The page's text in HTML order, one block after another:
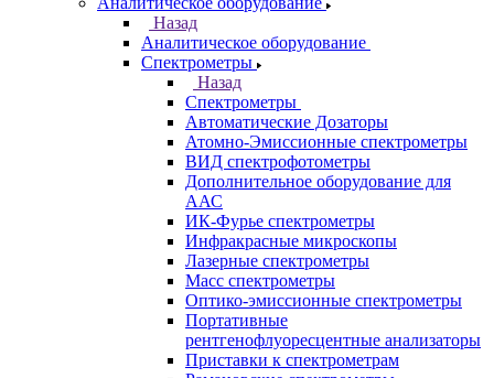
Санкт-Петербург
Кабинет
Аналитическое оборудование
Назад
Аналитическое оборудование
Спектрометры
Назад
Спектрометры
Автоматические Дозаторы
Атомно-Эмиссионные спектрометры
ВИД спектрофотометры
Дополнительное оборудование для
ААС